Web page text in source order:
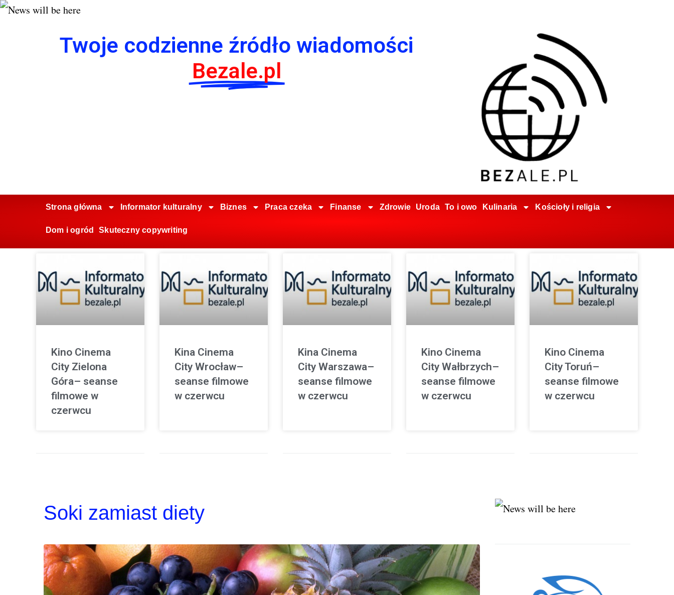
Twoje codzienne źródło wiadomości
Bezale.pl
Strona główna Informator kulturalny Biznes Praca czeka Finanse Zdrowie Uroda To i owo Kulinaria Kościoły i religia
Dom i ogród Skuteczny copywriting
Kino Cinema
City Zielona
Góra– seanse
filmowe w
czerwcu
Kina Cinema
City Wrocław–
seanse filmowe
w czerwcu
Kina Cinema
City Warszawa–
seanse filmowe
w czerwcu
Kino Cinema
City Wałbrzych–
seanse filmowe
w czerwcu
Kino Cinema
City Toruń–
seanse filmowe
w czerwcu
Soki zamiast diety